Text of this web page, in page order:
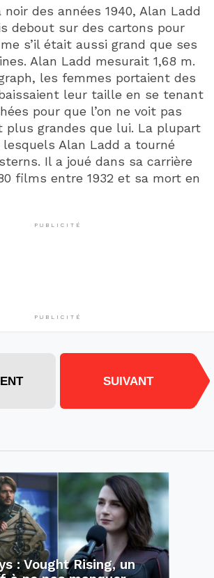
des années 1940, Alan Ladd
debout sur des cartons pour
s’il était aussi grand que ses
Alan Ladd mesurait 1,68 m.
les femmes portaient des
leur taille en se tenant
pour que l’on ne voit pas
plus grandes que lui. La plupart
Alan Ladd a tourné
Il a joué dans sa carrière
films entre 1932 et sa mort en
PUBLICITÉ
PUBLICITÉ
SUIVANT
: Vought Rising, un